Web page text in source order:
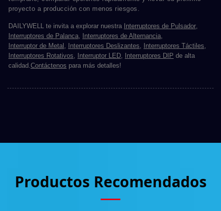
proyecto a producción con menos riesgos.
DAILYWELL te invita a explorar nuestra Interruptores de Pulsador,
Interruptores de Palanca, Interruptores de Alternancia,
Interruptor de Metal , Interruptores Deslizantes, Interruptores Táctiles,
Interruptores Rotativos, Interruptor LED, Interruptores DIP de alta
calidad.Contáctenos para más detalles!
Productos Recomendados